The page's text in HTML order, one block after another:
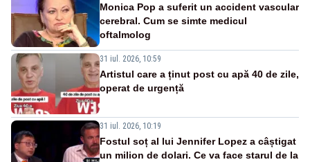
Monica Pop a suferit un accident vascular
cerebral. Cum se simte medicul
oftalmolog
31 iul. 2026, 10:59
Artistul care a ținut post cu apă 40 de zile,
operat de urgență
31 iul. 2026, 10:19
Fostul soț al lui Jennifer Lopez a câștigat
un milion de dolari. Ce va face starul de la